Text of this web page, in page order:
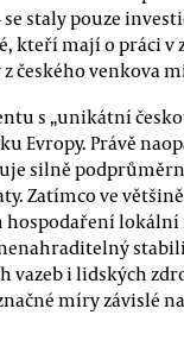
staly pouze
kteří mají o práci v
českého venkova
s „unikátní
Evropy. Právě
silně
Zatímco ve
lokální
vazeb i lidských
míry závislé